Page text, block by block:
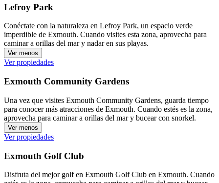
Lefroy Park
Conéctate con la naturaleza en Lefroy Park, un espacio verde
imperdible de Exmouth. Cuando visites esta zona, aprovecha para
caminar a orillas del mar y nadar en sus playas.
Ver menos
Ver propiedades
Exmouth Community Gardens
Una vez que visites Exmouth Community Gardens, guarda tiempo
para conocer más atracciones de Exmouth. Cuando estés es la zona,
aprovecha para caminar a orillas del mar y bucear con snorkel.
Ver menos
Ver propiedades
Exmouth Golf Club
Disfruta del mejor golf en Exmouth Golf Club en Exmouth. Cuando